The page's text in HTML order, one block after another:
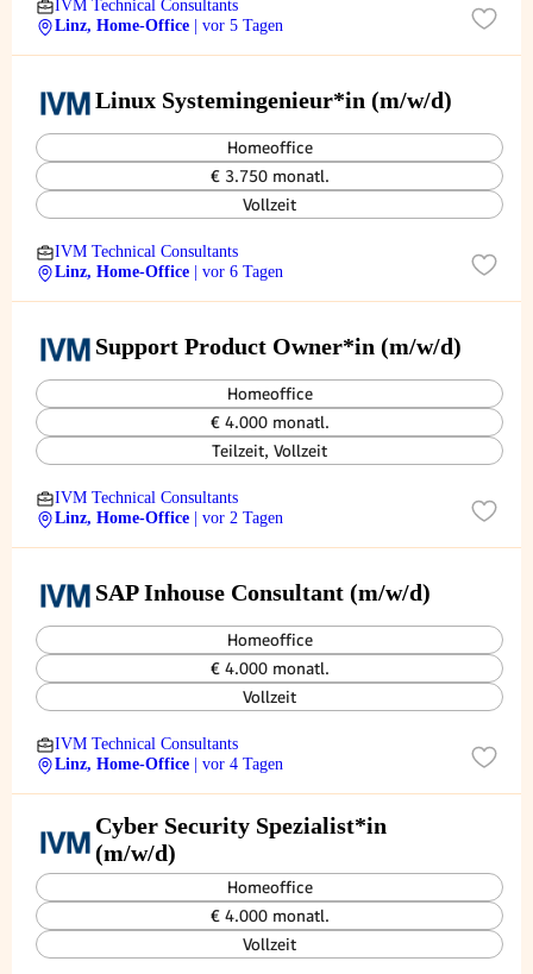
IVM Technical Consultants
Linz, Home-Office
| vor 5 Tagen
Linux Systemingenieur*in (m/w/d)
Homeoffice
€ 3.750 monatl.
Vollzeit
IVM Technical Consultants
Linz, Home-Office
| vor 6 Tagen
Support Product Owner*in (m/w/d)
Homeoffice
€ 4.000 monatl.
Teilzeit, Vollzeit
IVM Technical Consultants
Linz, Home-Office
| vor 2 Tagen
SAP Inhouse Consultant (m/w/d)
Homeoffice
€ 4.000 monatl.
Vollzeit
IVM Technical Consultants
Linz, Home-Office
| vor 4 Tagen
Cyber Security Spezialist*in
(m/w/d)
Homeoffice
€ 4.000 monatl.
Vollzeit